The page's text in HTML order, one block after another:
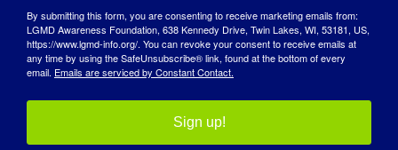
peut toucher des personnes de tout âge -
enfants, adolescents, jeunes adultes et
adultes. Il est important qu'un plus grand
By submitting this form, you are consenting to receive marketing emails from:
LGMD Awareness Foundation, 638 Kennedy Drive, Twin Lakes, WI, 53181, US,
https://www.lgmd-info.org/. You can revoke your consent to receive emails at
any time by using the SafeUnsubscribe® link, found at the bottom of every
email. Emails are serviced by Constant Contact.
Sign up!